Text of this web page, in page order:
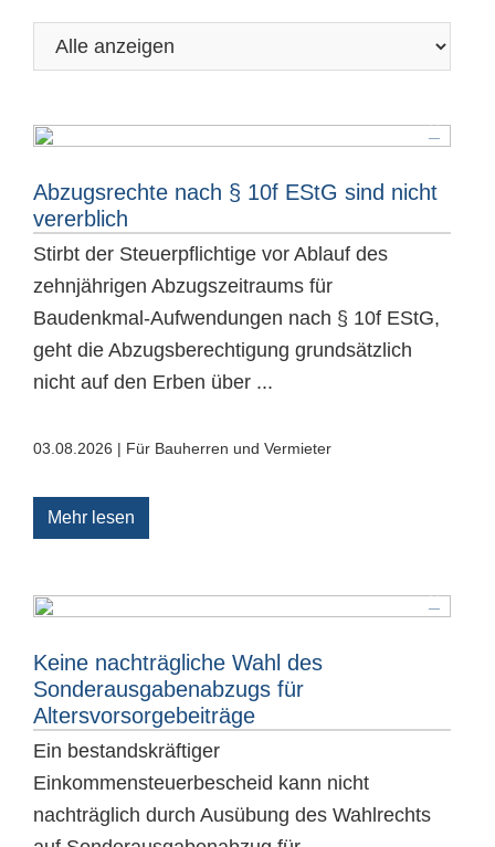
Abzugsrechte nach § 10f EStG sind nicht
vererblich
Stirbt der Steuerpflichtige vor Ablauf des
zehnjährigen Abzugszeitraums für
Baudenkmal-Aufwendungen nach § 10f EStG,
geht die Abzugsberechtigung grundsätzlich
nicht auf den Erben über ...
03.08.2026 | Für Bauherren und Vermieter
Mehr lesen
Keine nachträgliche Wahl des
Sonderausgabenabzugs für
Altersvorsorgebeiträge
Ein bestandskräftiger
Einkommensteuerbescheid kann nicht
nachträglich durch Ausübung des Wahlrechts